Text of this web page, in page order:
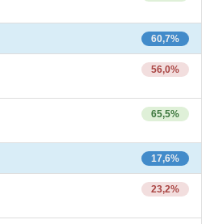
60,7%
56,0%
65,5%
17,6%
23,2%